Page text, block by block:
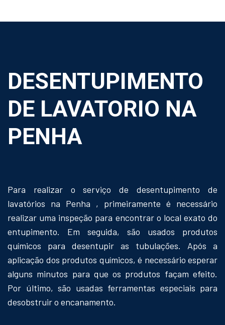
DESENTUPIMENTO
DE LAVATORIO NA
PENHA
Para realizar o serviço de desentupimento de
lavatórios na Penha , primeiramente é necessário
realizar uma inspeção para encontrar o local exato do
entupimento. Em seguida, são usados produtos
químicos para desentupir as tubulações. Após a
aplicação dos produtos químicos, é necessário esperar
alguns minutos para que os produtos façam efeito.
Por último, são usadas ferramentas especiais para
desobstruir o encanamento.